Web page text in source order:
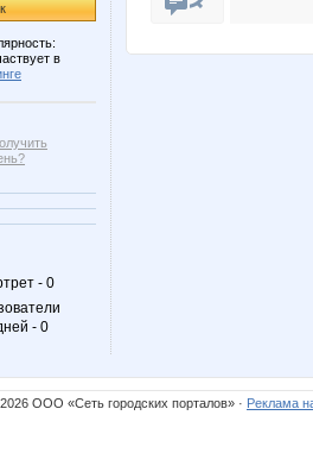
в
- 0
- 0
ООО «Сеть городских порталов» · Реклама